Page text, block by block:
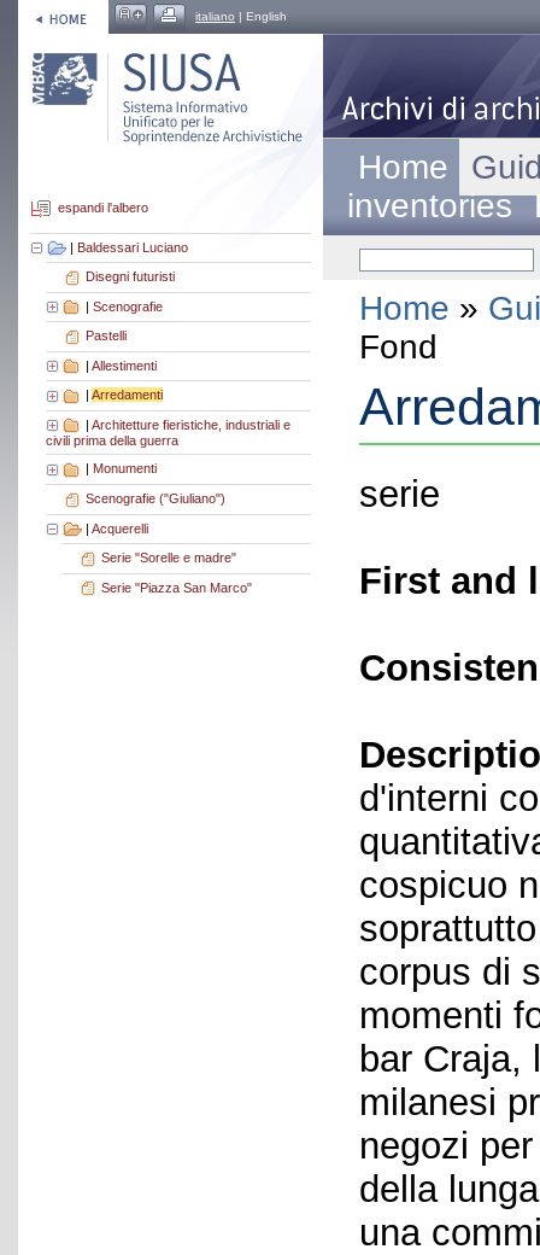
italiano | English
espandi l'albero
| Baldessari Luciano
Disegni futuristi
| Scenografie
Pastelli
| Allestimenti
Arredamenti
| Architetture fieristiche, industriali e
civili prima della guerra
Monumenti
Scenografie ("Giuliano")
| Acquerelli
Serie "Sorelle e madre"
Serie "Piazza San Marco"
Home
inventories
Home »
Fond
serie
First and
d'interni
cospicuo
corpus di
momenti
bar Craja,
milanesi
negozi
della
una